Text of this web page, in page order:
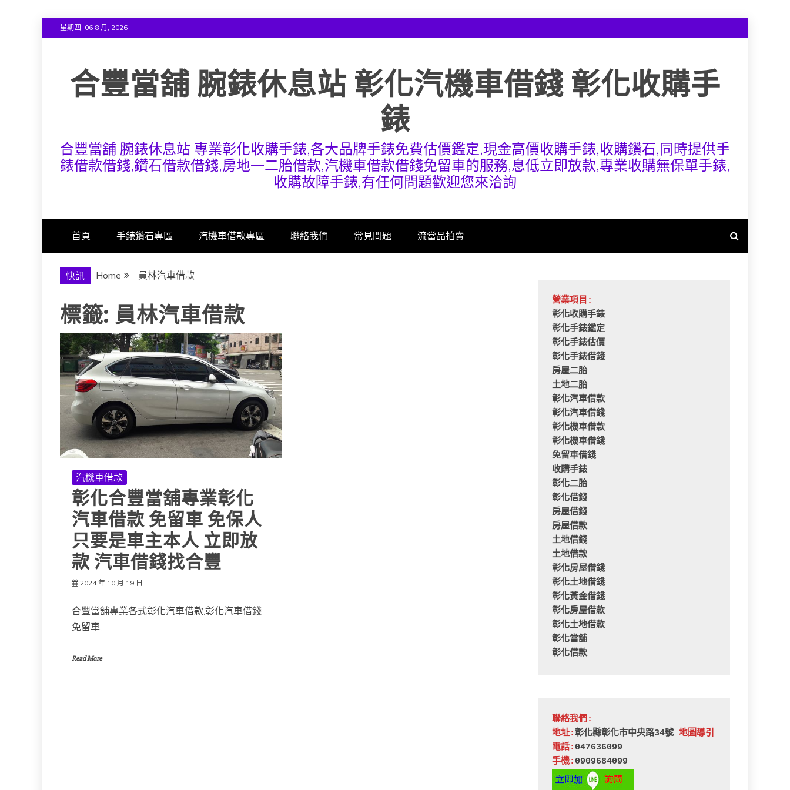
to
星期四, 06 8 月, 2026
合豐當舖 腕錶休息站 彰化汽機車借錢 彰化收購手
錶
合豐當舖 腕錶休息站 專業彰化收購手錶,各大品牌手錶免費估價鑑定,現金高價收購手錶,收購鑽石,同時提供手
錶借款借錢,鑽石借款借錢,房地一二胎借款,汽機車借款借錢免留車的服務,息低立即放款,專業收購無保單手錶,
收購故障手錶,有任何問題歡迎您來洽詢
首頁 手錶鑽石專區 汽機車借款專區 聯絡我們 常見問題 流當品拍賣
快訊 Home 員林汽車借款
標籤: 員林汽車借款
汽機車借款
彰化合豐當舖專業彰化
汽車借款 免留車 免保人
只要是車主本人 立即放
款 汽車借錢找合豐
2024 年 10 月 19 日
合豐當舖專業各式彰化汽車借款,彰化汽車借錢
免留車,
Read More
營業項目:
彰化收購手錶
彰化手錶鑑定
彰化手錶估價
彰化手錶借錢
房屋二胎
土地二胎
彰化汽車借款
彰化汽車借錢
彰化機車借款
彰化機車借錢
免留車借錢
收購手錶
彰化二胎
彰化借錢
房屋借錢
房屋借款
土地借錢
土地借款
彰化房屋借錢
彰化土地借錢
彰化黃金借錢
彰化房屋借款
彰化土地借款
彰化當舖
彰化借款
聯絡我們:
地址:彰化縣彰化市中央路34號 地圖導引
電話: 047636099
手機: 0909684099